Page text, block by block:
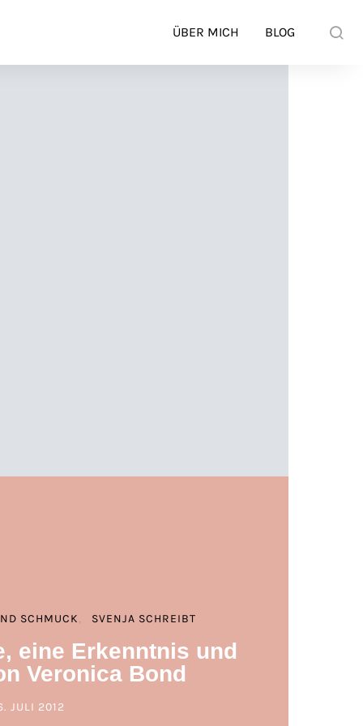
ÜBER MICH BLOG
SCHMUCK SVENJA SCHREIBT
eine Erkenntnis und
Veronica Bond
ON
JULI 2012